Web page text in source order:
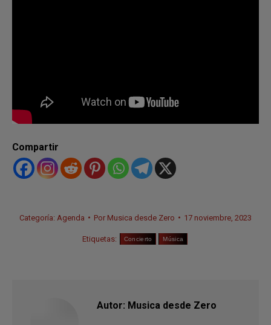
Compartir
Categoría: Agenda Por Musica desde Zero 17 noviembre, 2023
Etiquetas: Concierto Música
Autor: Musica desde Zero